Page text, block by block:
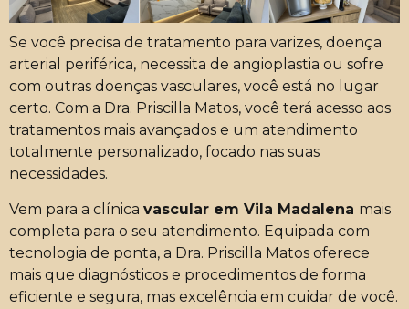
Se você precisa de tratamento para varizes, doença
arterial periférica, necessita de angioplastia ou sofre
com outras doenças vasculares, você está no lugar
certo. Com a Dra. Priscilla Matos, você terá acesso aos
tratamentos mais avançados e um atendimento
totalmente personalizado, focado nas suas
necessidades.
Vem para a clínica vascular em Vila Madalena mais
completa para o seu atendimento. Equipada com
tecnologia de ponta, a Dra. Priscilla Matos oferece
mais que diagnósticos e procedimentos de forma
eficiente e segura, mas excelência em cuidar de você.